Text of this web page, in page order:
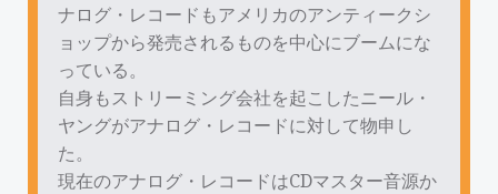
ナログ・レコードもアメリカのアンティークシ
ョップから発売されるものを中心にブームにな
っている。
自身もストリーミング会社を起こしたニール・
ヤングがアナログ・レコードに対して物申し
た。
現在のアナログ・レコードはCDマスター音源か